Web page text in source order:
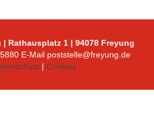
Rathausplatz 1 | 94078 Freyung
E-Mail poststelle@freyung.de
| Cookies